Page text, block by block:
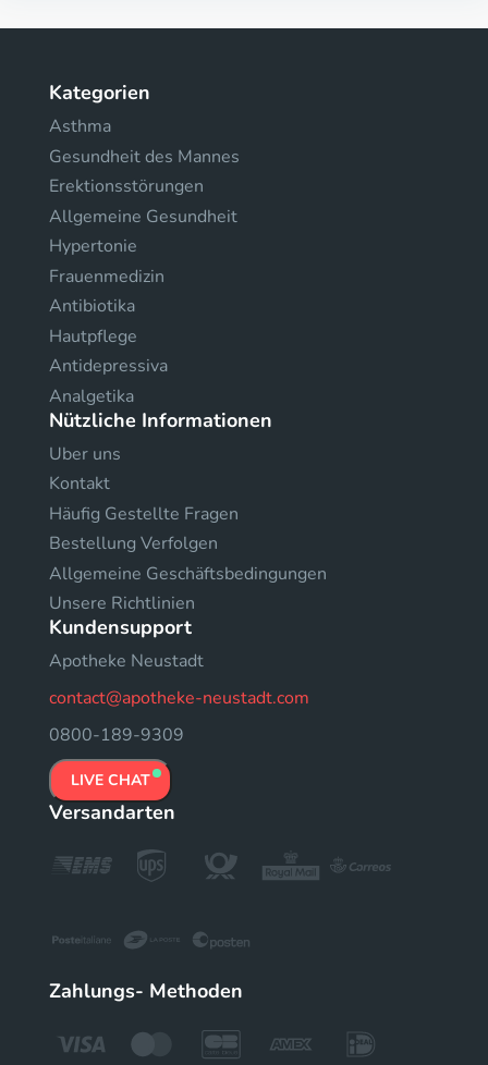
Kategorien
Asthma
Gesundheit des Mannes
Erektionsstörungen
Allgemeine Gesundheit
Hypertonie
Frauenmedizin
Antibiotika
Hautpflege
Antidepressiva
Analgetika
Nützliche Informationen
Uber uns
Kontakt
Häufig Gestellte Fragen
Bestellung Verfolgen
Allgemeine Geschäftsbedingungen
Unsere Richtlinien
Kundensupport
Apotheke Neustadt
contact@apotheke-neustadt.com
0800-189-9309
LIVE CHAT
Versandarten
Zahlungs- Methoden